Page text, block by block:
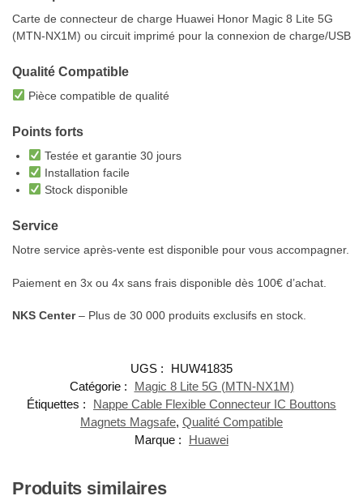
Carte de connecteur de charge Huawei Honor Magic 8 Lite 5G
(MTN-NX1M) ou circuit imprimé pour la connexion de charge/USB
Qualité Compatible
Pièce compatible de qualité
Points forts
Testée et garantie 30 jours
Installation facile
Stock disponible
Service
Notre service après-vente est disponible pour vous accompagner.
Paiement en 3x ou 4x sans frais disponible dès 100€ d’achat.
NKS Center– Plus de 30 000 produits exclusifs en stock.
UGS :
HUW41835
Catégorie :
Magic 8 Lite 5G (MTN-NX1M)
Étiquettes :
Nappe Cable Flexible Connecteur IC Bouttons
Magnets Magsafe, Qualité Compatible
Marque :
Huawei
Produits similaires